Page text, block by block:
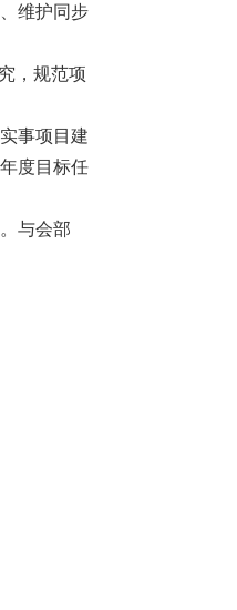
维护同步
，规范项
事项目建
度目标任
与会部